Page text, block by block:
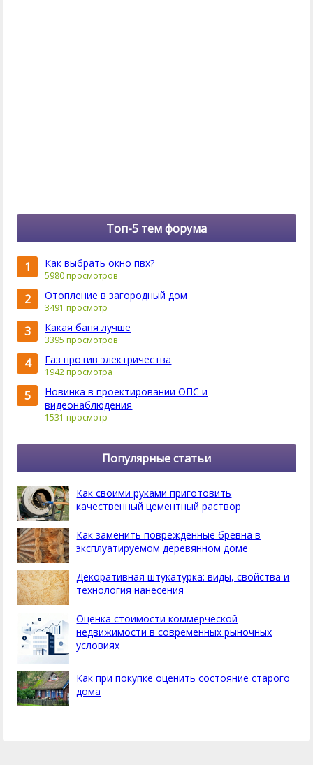
Топ-5 тем форума
1 Как выбрать окно пвх?
5980 просмотров
2 Отопление в загородный дом
3491 просмотр
3 Какая баня лучше
3395 просмотров
4 Газ против электричества
1942 просмотра
5
Новинка в проектировании ОПС и
видеонаблюдения
1531 просмотр
Популярные статьи
Как своими руками приготовить
качественный цементный раствор
Как заменить поврежденные бревна в
эксплуатируемом деревянном доме
Декоративная штукатурка: виды, свойства и
технология нанесения
Оценка стоимости коммерческой
недвижимости в современных рыночных
условиях
Как при покупке оценить состояние старого
дома